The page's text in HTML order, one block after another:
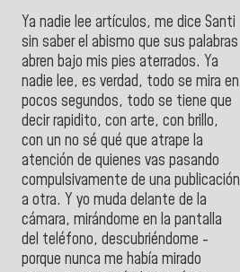
Ya nadie lee artículos, me dice Santi
sin saber el abismo que sus palabras
abren bajo mis pies aterrados. Ya
nadie lee, es verdad, todo se mira en
pocos segundos, todo se tiene que
decir rapidito, con arte, con brillo,
con un no sé qué que atrape la
atención de quienes vas pasando
compulsivamente de una publicación
a otra. Y yo muda delante de la
cámara, mirándome en la pantalla
del teléfono, descubriéndome -
porque nunca me había mirado